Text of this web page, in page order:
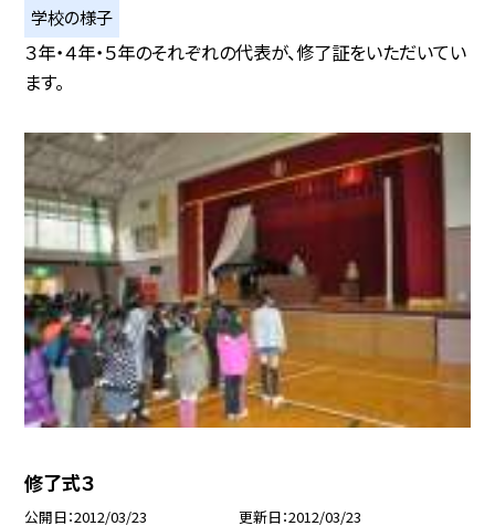
学校の様子
３年・４年・５年のそれぞれの代表が、修了証をいただいてい
ます。
修了式３
公開日 2012/03/23 更新日 2012/03/23